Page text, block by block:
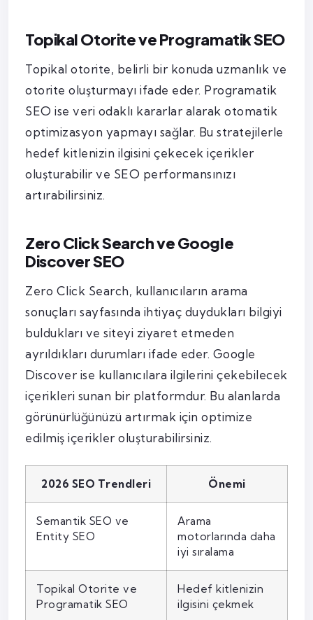
Topikal Otorite ve Programatik SEO
Topikal otorite, belirli bir konuda uzmanlık ve
otorite oluşturmayı ifade eder. Programatik
SEO ise veri odaklı kararlar alarak otomatik
optimizasyon yapmayı sağlar. Bu stratejilerle
hedef kitlenizin ilgisini çekecek içerikler
oluşturabilir ve SEO performansınızı
artırabilirsiniz.
Zero Click Search ve Google
Discover SEO
Zero Click Search, kullanıcıların arama
sonuçları sayfasında ihtiyaç duydukları bilgiyi
buldukları ve siteyi ziyaret etmeden
ayrıldıkları durumları ifade eder. Google
Discover ise kullanıcılara ilgilerini çekebilecek
içerikleri sunan bir platformdur. Bu alanlarda
görünürlüğünüzü artırmak için optimize
edilmiş içerikler oluşturabilirsiniz.
2026 SEO Trendleri Önemi
Semantik SEO ve
Entity SEO
Arama
motorlarında daha
iyi sıralama
Topikal Otorite ve
Programatik SEO
Hedef kitlenizin
ilgisini çekmek